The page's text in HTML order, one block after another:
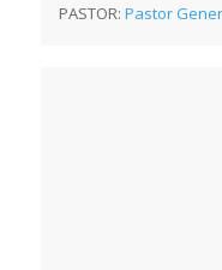
PASTOR:Pastor